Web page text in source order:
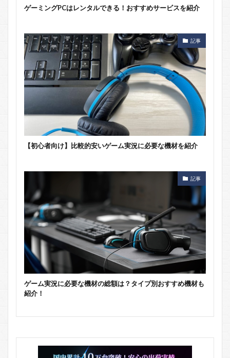
ゲーミングPCはレンタルできる！おすすめサービスを紹介
記事
【初心者向け】比較的安いゲーム実況に必要な機材を紹介
記事
ゲーム実況に必要な機材の総額は？タイプ別おすすめ機材も
紹介！